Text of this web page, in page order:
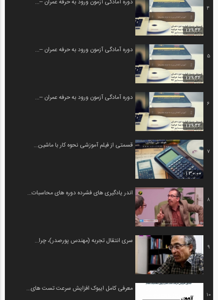
4
1:29:44
5
1:29:44
دوره آمادگی آزمون ورود به حرفه عمران –...
6
1:29:44
دوره آمادگی آزمون ورود به حرفه عمران –...
7
1:30:00
قسمتی از فیلم آموزشی نحوه کار با ماشین...
8
اندر یادگیری های فشرده دوره های محاسبات...
9
سری انتقال تجربه (مهندس پورصدر)، چرا...
10
معرفی کامل ایبوک افزایش سرعت تست های...